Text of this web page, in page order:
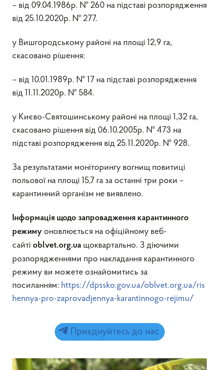
– від 09.04.1986р. № 260 на підставі розпорядження
від 25.10.2020р. № 277.
у Вишгородському районі на площі 12,9 га,
скасовано рішення:
– від 10.01.1989р. № 17 на підставі розпорядження
від 11.11.2020р. № 584.
у Києво-Святошинському районі на площі 1,32 га,
скасовано рішення від 06.10.2005р. № 473 на
підставі розпорядження від 25.11.2020р. № 928.
За результатами моніторингу вогнищ повитиці
польової на площі 15,7 га за останні три роки –
карантинний організм не виявлено.
Інформація щодо запровадження карантинного
режиму оновлюється на офіційному веб-
сайті oblvet.org.ua щоквартально. З діючими
розпорядженнями про накладання карантинного
режиму ви можете ознайомитись за
посиланням: https://dpssko.gov.ua/oblvet.org.ua/ris
hennya-pro-zaprovadjennya-karantinnogo-rejimu/
Приєднуйтесь до нас